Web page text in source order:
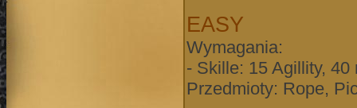
EASY
Wymagania:
- Skille: 15 Agillity,
Przedmioty: Rope,